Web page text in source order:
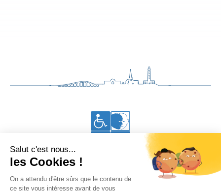
Accessibilité aux personnes en situation de handicap
Vous êtes à Thalacap Île de Ré •